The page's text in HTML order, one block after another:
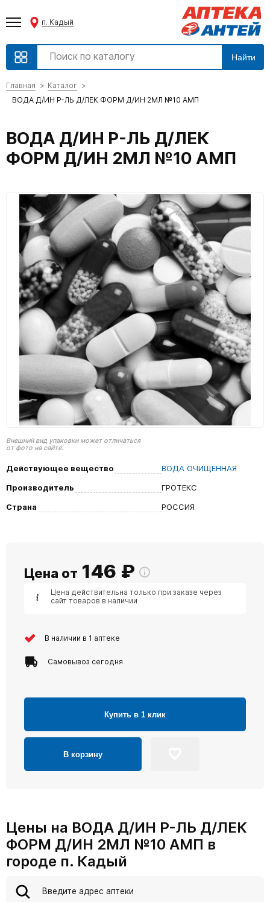
п. Кадый
Найти
Главная
Каталог
ВОДА Д/ИН Р-ЛЬ Д/ЛЕК ФОРМ Д/ИН 2МЛ №10 АМП
ВОДА Д/ИН Р-ЛЬ Д/ЛЕК
ФОРМ Д/ИН 2МЛ №10 АМП
Внешний вид упаковки может отличаться
от фото на сайте.
Действующее вещество
ВОДА ОЧИЩЕННАЯ
Производитель
ГРОТЕКС
Страна
РОССИЯ
Цена от 146 ₽
Цена действительна только при заказе через
сайт товаров в наличии
В наличии в 1 аптеке
Самовывоз сегодня
Купить в 1 клик
В корзину
Цены на ВОДА Д/ИН Р-ЛЬ Д/ЛЕК
ФОРМ Д/ИН 2МЛ №10 АМП в
городе п. Кадый